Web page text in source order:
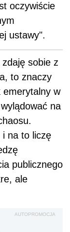
oczywiście
ustawy".
sobie z
to znaczy
emerytalny w
na
na to liczę
publicznego
ale
AUTOPROMOCJA